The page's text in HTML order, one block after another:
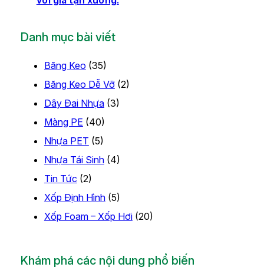
Danh mục bài viết
Băng Keo (35)
Băng Keo Dễ Vỡ(2)
Dây Đai Nhựa(3)
Màng PE (40)
Nhựa PET (5)
Nhựa Tái Sinh(4)
Tin Tức (2)
Xốp Định Hình(5)
Xốp Foam – Xốp Hơi(20)
Khám phá các nội dung phổ biến